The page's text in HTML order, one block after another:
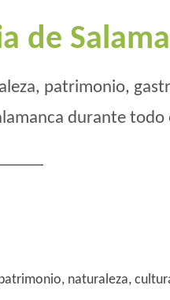
de
patrimonio,
durante todo
naturaleza,